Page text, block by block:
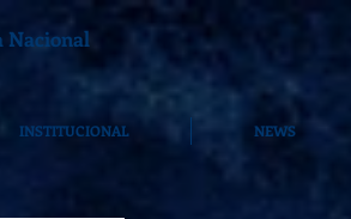
Nacional
INSTITUCIONAL NEWS